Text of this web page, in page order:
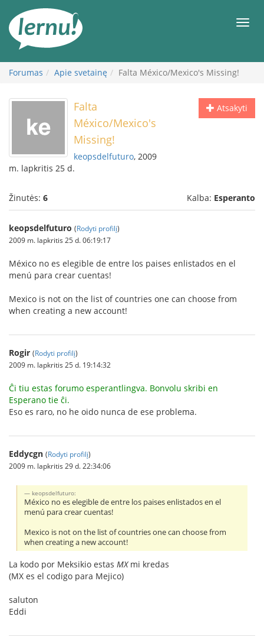
turinį
Forumas Apie svetainę Falta México/Mexico's Missing!
Atsakyti
Falta
México/Mexico's
Missing!
keopsdelfuturo, 2009
m. lapkritis 25 d.
Žinutės: 6 Kalba: Esperanto
keopsdelfuturo (Rodyti profilį)
2009 m. lapkritis 25 d. 06:19:17
México no es elegible de entre los paises enlistados en el
menú para crear cuentas!
Mexico is not on the list of countries one can choose from
when creating a new account!
Rogir (Rodyti profilį)
2009 m. lapkritis 25 d. 19:14:32
Ĉi tiu estas forumo esperantlingva. Bonvolu skribi en
Esperano tie ĉi.
Eso es raro, no he oido nunca de ese problema.
Eddycgn (Rodyti profilį)
2009 m. lapkritis 29 d. 22:34:06
keopsdelfuturo:
México no es elegible de entre los paises enlistados en el
menú para crear cuentas!
Mexico is not on the list of countries one can choose from
when creating a new account!
La kodo por Meksikio estas MXmi kredas
(MX es el codigo para Mejico)
saluton
Eddi